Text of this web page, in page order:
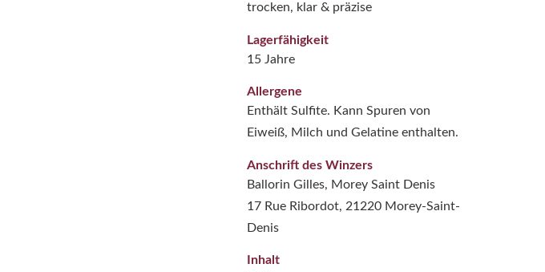
trocken, klar & präzise
Lagerfähigkeit
15 Jahre
Allergene
Enthält Sulfite. Kann Spuren von
Eiweiß, Milch und Gelatine enthalten.
Anschrift des Winzers
Ballorin Gilles, Morey Saint Denis
17 Rue Ribordot, 21220 Morey-Saint-
Denis
Inhalt